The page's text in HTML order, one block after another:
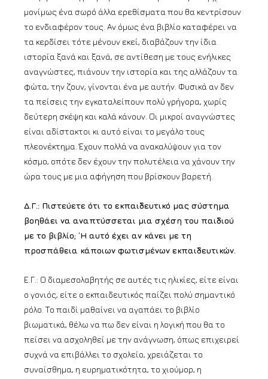
μονίμως ένα σωρό άλλα ερεθίσματα που θα κεντρίσουν
το ενδιαφέρον τους. Αν όμως ένα βιβλίο καταφέρει να
τα κερδίσει τότε μένουν εκεί, διαβάζουν την ίδια
ιστορία ξανά και ξανά, σε αντίθεση με τους ενήλικες
αναγνώστες, πιάνουν την ιστορία και της αλλάζουν τα
φώτα, την ζουν, γίνονται ένα με αυτήν. Φυσικά αν δεν
τα πείσεις την εγκαταλείπουν πολύ γρήγορα, χωρίς
δεύτερη σκέψη και καλά κάνουν. Οι μικροί αναγνώστες
είναι αδίστακτοι κι αυτό είναι το μεγάλο τους
πλεονέκτημα. Έχουν πολλά να ανακαλύψουν για τον
κόσμο, οπότε δεν έχουν την πολυτέλεια να χάνουν την
ώρα τους με μια αφήγηση που βρίσκουν βαρετή.
Δ.Γ.: Πιστεύετε ότι το εκπαιδευτικό μας σύστημα
βοηθάει να αναπτύσσεται μια σχέση του παιδιού
με το βιβλίο; ΄Η αυτό έχει αν κάνει με τη
προσπάθεια κάποιων φωτισμένων εκπαιδευτικών.
Ε.Γ.: Ο διαμεσολαβητής σε αυτές τις ηλικίες, είτε είναι
ο γονιός, είτε ο εκπαιδευτικός παίζει πολύ σημαντικό
ρόλο. Το παιδί μαθαίνει να αγαπάει το βιβλίο
βιωματικά, θέλω να πω δεν είναι η λογική που θα το
πείσει να ασχοληθεί με την ανάγνωση, όπως επιχειρεί
συχνά να επιβάλλει το σχολείο, χρειάζεται το
συναίσθημα, η ευρηματικότητα, το χιούμορ, η